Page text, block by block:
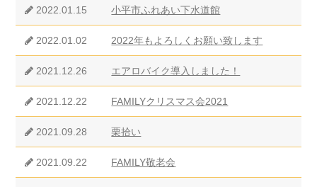
2022.01.15 小平市ふれあい下水道館
2022.01.02 2022年もよろしくお願い致します
2021.12.26 エアロバイク導入しました！
2021.12.22 FAMILYクリスマス会2021
2021.09.28 栗拾い
2021.09.22 FAMILY敬老会